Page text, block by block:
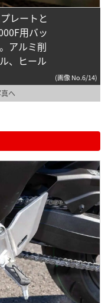
レートと
用バッ
アルミ削
、ヒール
(画像 No.6/14)
へ